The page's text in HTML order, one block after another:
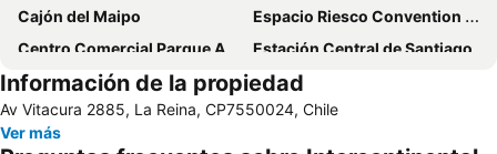
Cajón del Maipo
Espacio Riesco Convention Center
Centro Comercial Parque Arauco
Estación Central de Santiago
Estadio Monumental David Arellano
Parque Bustamante
Barrio Lastarria
Cerro San Cristóbal
La Parva
Universidad de Chile
Información de la propiedad
Av Vitacura 2885, La Reina, CP7550024, Chile
Ver más